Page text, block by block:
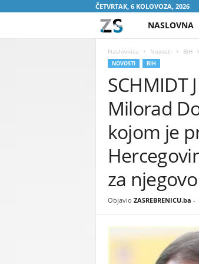
ČETVRTAK, 6 KOLOVOZA, 2026
A
S
E
B
R
NASLOVNA
Naslovnica Novosti BiH
NOVOSTI BIH
SCHMIDT
Milorad
kojom je
za njegovo
Objavio ZASREBRENICU.ba -